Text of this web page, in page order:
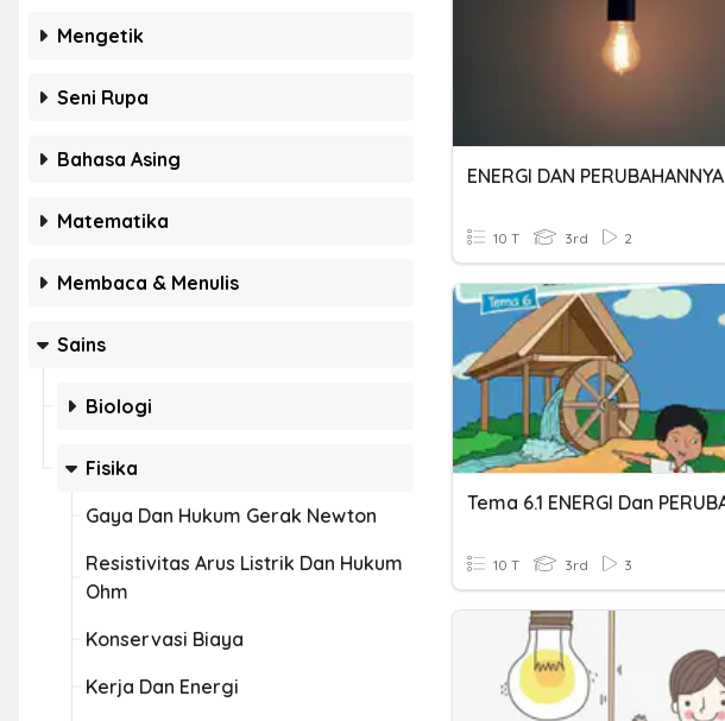
Mengetik
Seni Rupa
Bahasa Asing
Matematika
Membaca & Menulis
Sains
Biologi
Fisika
Gaya Dan Hukum Gerak Newton
Resistivitas Arus Listrik Dan Hukum
Ohm
Konservasi Biaya
Kerja Dan Energi
ENERGI DAN PERUBAHANNYA
10 T 3rd 2
10 T 3rd 3